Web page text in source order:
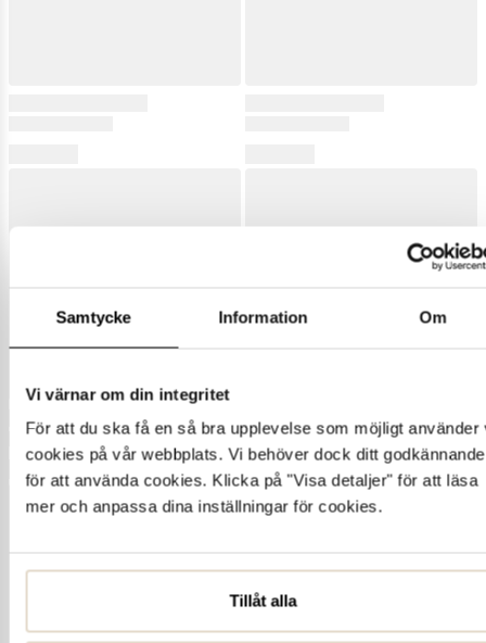
Samtycke Information Om
Vi värnar om din integritet
För att du ska få en så bra upplevelse som möjligt använder
cookies på vår webbplats. Vi behöver dock ditt godkännande
för att använda cookies. Klicka på "Visa detaljer" för att läsa
mer och anpassa dina inställningar för cookies.
Tillåt alla